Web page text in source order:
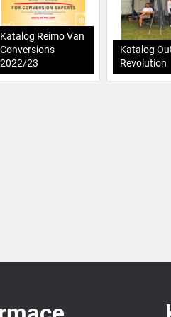
Katalog Reimo Van
Conversions
2022/23
Katalog
Revolution